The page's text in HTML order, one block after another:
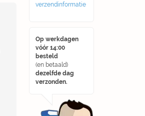
verzendinformatie
Op werkdagen
vóór 14:00
besteld
(en betaald)
dezelfde dag
verzonden.